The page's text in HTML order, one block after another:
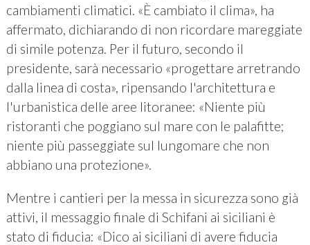
cambiamenti climatici. «È cambiato il clima», ha
affermato, dichiarando di non ricordare mareggiate
di simile potenza. Per il futuro, secondo il
presidente, sarà necessario «progettare arretrando
dalla linea di costa», ripensando l'architettura e
l'urbanistica delle aree litoranee: «Niente più
ristoranti che poggiano sul mare con le palafitte;
niente più passeggiate sul lungomare che non
abbiano una protezione».
Mentre i cantieri per la messa in sicurezza sono già
attivi, il messaggio finale di Schifani ai siciliani è
stato di fiducia: «Dico ai siciliani di avere fiducia